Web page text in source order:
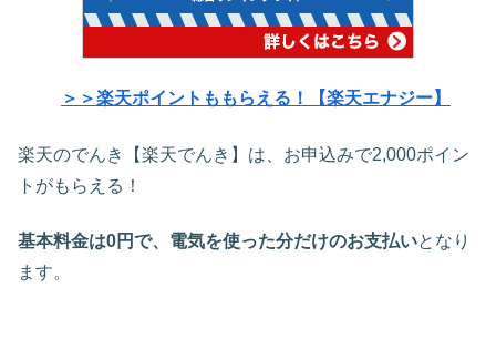
＞＞楽天ポイントももらえる！【楽天エナジー】
楽天のでんき【楽天でんき】は、お申込みで2,000ポイン
トがもらえる！
基本料金は0円で、電気を使った分だけのお支払いとなり
ます。